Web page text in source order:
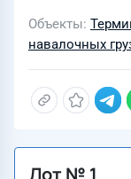
Объекты
навалочных
Лот № 1